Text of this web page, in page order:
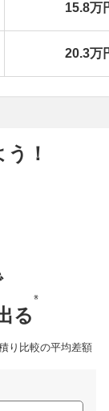
15.8万
20.3万
！
る
※
り比較の平均差額